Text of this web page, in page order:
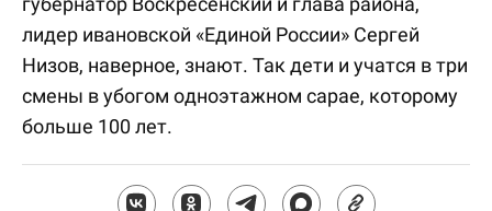
лидер ивановской «Единой России» Сергей
Низов, наверное, знают. Так дети и учатся в три
смены в убогом одноэтажном сарае, которому
больше 100 лет.